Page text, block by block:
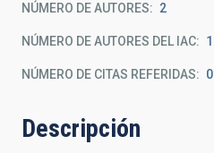
NÚMERO DE AUTORES 2
NÚMERO DE AUTORES DEL IAC 1
NÚMERO DE CITAS REFERIDAS 0
Descripción